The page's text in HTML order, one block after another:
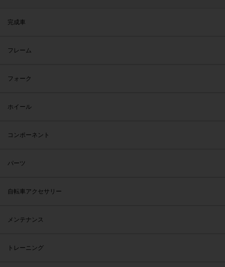
完成車
フレーム
フォーク
ホイール
コンポーネント
パーツ
自転車アクセサリー
メンテナンス
トレーニング